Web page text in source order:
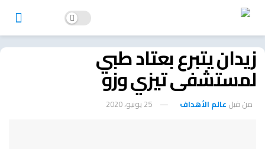
زيدان يتبرع بعتاد طبي
لمستشفى تيزي وزو
من قبل عالم الأهداف 25 يونيو، 2020